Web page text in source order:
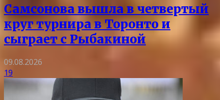
Самсонова вышла в четвертый
круг турнира в Торонто и
сыграет с Рыбакиной
09.08.2026
19